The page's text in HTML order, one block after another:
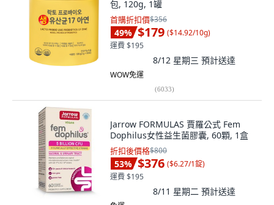
包, 120g, 1罐
首購折扣價$356
49% $179 ($14.92/10g)
運費 $195
8/12 星期三 預計送達
WOW免運
(6033)
Jarrow FORMULAS 賈羅公式 Fem
Dophilus女性益生菌膠囊, 60顆, 1盒
折扣後價格$800
53% $376 ($6.27/1錠)
運費 $195
8/11 星期二 預計送達